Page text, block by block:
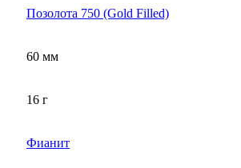
Позолота 750 (Gold Filled)
60 мм
16 г
Фианит